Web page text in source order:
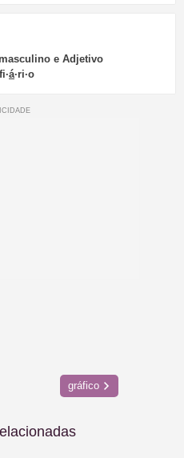
e Adjetivo
á·ri·o
gráfico